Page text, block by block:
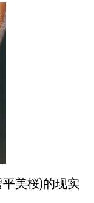
平美桜)的现实